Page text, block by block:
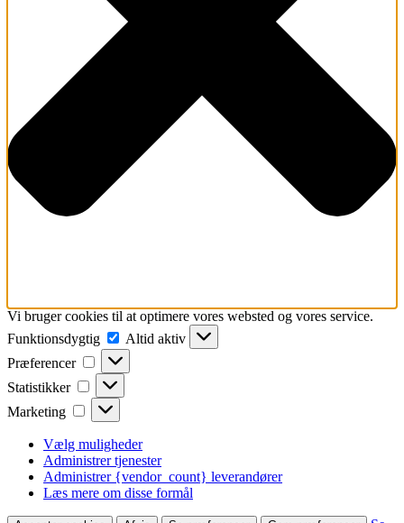
Vi bruger cookies til at optimere vores websted og vores service.
Funktionsdygtig
Funktionsdygtig
Altid aktiv
Præferencer
Præferencer
Statistikker Statistikker
Marketing Marketing
Vælg muligheder
Administrer tjenester
Administrer {vendor_count} leverandører
Læs mere om disse formål